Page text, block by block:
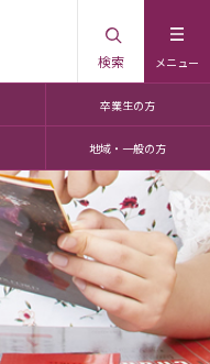
メニュー
検索
卒業生の方
地域・一般の方